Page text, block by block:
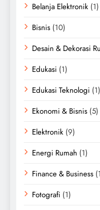
Belanja Elektronik (1)
Bisnis (10)
Desain & Dekorasi
Edukasi (1)
Edukasi Teknologi (1)
Ekonomi & Bisnis (5)
Elektronik (9)
Energi Rumah (1)
Finance & Business
Fotografi (1)